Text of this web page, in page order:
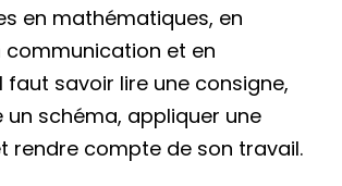
en mathématiques, en
communication et en
faut savoir lire une consigne,
schéma, appliquer une
rendre compte de son travail.